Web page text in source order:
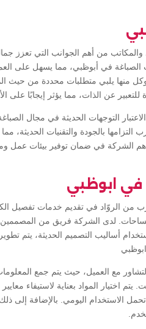
والمكاتب من أهم الجوانب التي تعزز
في أبوظبي، مما يسهل على
وكل منها يلبي متطلبات محددة من حيث
للتعبير عن الذات، مما يؤثر إيجابًا على
التوجهات الحديثة في مجال
التزامها بالجودة والتقنيات
الشركة في ضمان توفير بيئات عمل
ابوظبي
من الروّاد في تقديم خدمات تفصيل
لدى الشركة فريق من المصممين
أساليب التصميم الحديثة، يتم
مع العميل، حيث يتم جمع
يتم اختيار المواد بعناية لاستيفاء
الاستخدام اليومي. بالإضافة إلى